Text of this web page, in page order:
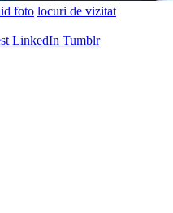
foto locuri de vizitat
LinkedIn Tumblr